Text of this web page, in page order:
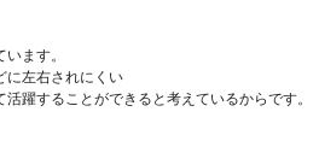
ます。
に左右されにくい
躍することができると考えているからです。